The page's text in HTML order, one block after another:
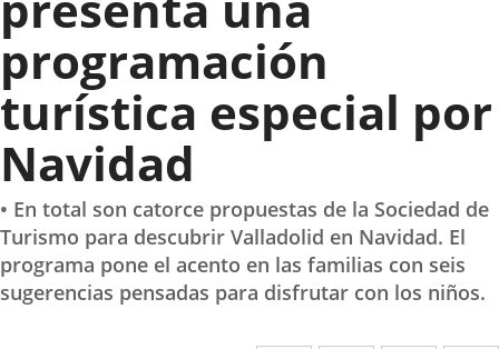
programación
turística especial por
Navidad
• En total son catorce propuestas de la Sociedad de
Turismo para descubrir Valladolid en Navidad. El
programa pone el acento en las familias con seis
sugerencias pensadas para disfrutar con los niños.